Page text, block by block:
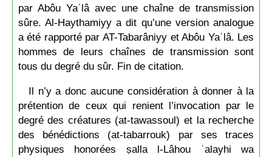
par Abôu Yaʿlâ avec une chaîne de transmission
sûre. Al-Haythamiyy a dit qu’une version analogue
a été rapporté par AT-Tabarâniyy et Abôu Yaʿlâ. Les
hommes de leurs chaînes de transmission sont
tous du degré du sûr. Fin de citation.
Il n’y a donc aucune considération à donner à la
prétention de ceux qui renient l’invocation par le
degré des créatures (at-tawassoul) et la recherche
des bénédictions (at-tabarrouk) par ses traces
physiques honorées ṣalla l-Lâhou ʿalayhi wa